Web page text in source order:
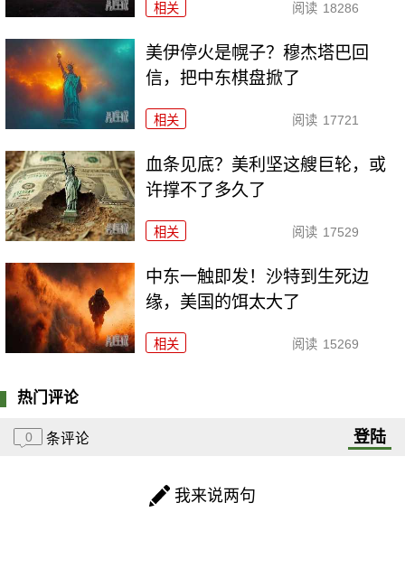
相关 阅读 18286
美伊停火是幌子？穆杰塔巴回
信，把中东棋盘掀了
相关 阅读 17721
血条见底？美利坚这艘巨轮，或
许撑不了多久了
相关 阅读 17529
中东一触即发！沙特到生死边
缘，美国的饵太大了
相关 阅读 15269
热门评论
0 条评论 登陆
我来说两句